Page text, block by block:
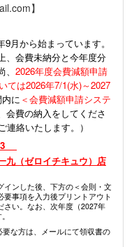
】
月から始まっています。
、会費未納分と今年度分
2026年度会費減額申請
ては2026年7/1(水)～2027
に ＜会費減額申請システ
会費の納入をしてくださ
絡いたします。）
九（ゼロイチキュウ）店
インした後、下方の＜会則・文
事項を入力後プリントアウト
さい。なお、次年度（2027年
な方は、メールにて領収書の